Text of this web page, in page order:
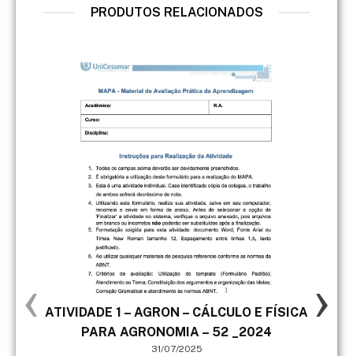
PRODUTOS RELACIONADOS
ATIVIDADE 1 – AGRON – CÁLCULO E FÍSICA
PARA AGRONOMIA – 52 _2024
31/07/2025
‹ ›